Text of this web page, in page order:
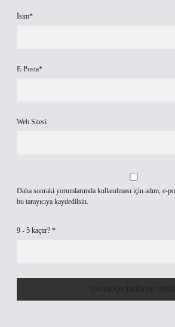
İsim*
E-Posta*
Web Sitesi
Daha sonraki yorumlarımda kullanılması için adım, e-
bu tarayıcıya kaydedilsin.
9 - 5 kaçtır? *